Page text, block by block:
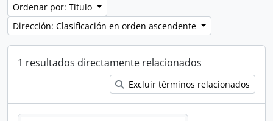
Ordenar por: Título
Dirección: Clasificación en orden ascendente
1 resultados directamente relacionados
Excluir términos relacionados